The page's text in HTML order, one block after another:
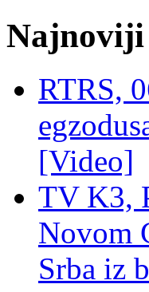
Najnoviji
RTRS,
[Video]
TV K3,
Novom
Srba iz